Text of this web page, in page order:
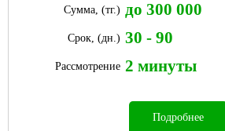
Сумма, (тг.) до 300 000
Срок, (дн.) 30 - 90
Рассмотрение 2 минуты
Подробнее